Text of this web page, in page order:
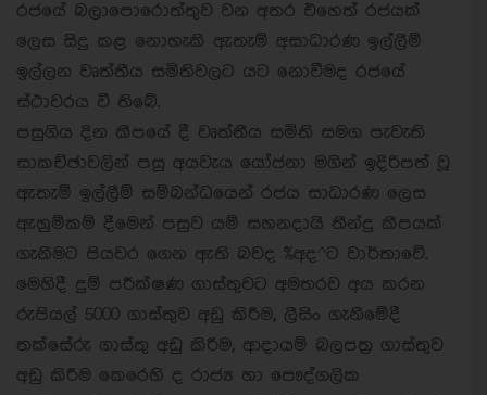
රජයේ බලාපොරොත්තුව වන අතර එහෙත් රජයක්
ලෙස සිදු කළ නොහැකි ඇතැම් අසාධාරණ ඉල්ලීම්
ඉල්ලන වෘත්තීය සමිතිවලට යට නොවීමද රජයේ
ස්ථාවරය වී තිබේ.
පසුගිය දින කීපයේ දී වෘත්තීය සමිති සමග පැවැති
සාකච්ඡාවලින් පසු අයවැය යෝජනා මගින් ඉදිරිපත් වූ
ඇතැම් ඉල්ලීම් සම්බන්ධයෙන් රජය සාධාරණ ලෙස
ඇහුම්කම් දීමෙන් පසුව යම් සහනදායී තීන්දු කීපයක්
ගැනීමට පියවර ගෙන ඇති බවද %අද^ට වාර්තාවේ.
මෙහිදී දුම් පරීක්ෂණ ගාස්තුවට අමතරව අය කරන
රුපියල් 5000 ගාස්තුව අඩු කිරීම, ලීසිං ගැනීමේදී
තක්සේරු ගාස්තු අඩු කිරීම, ආදායම් බලපත්‍ර ගාස්තුව
අඩු කිරීම කෙරෙහි ද රාජ්‍ය හා පෞද්ගලික